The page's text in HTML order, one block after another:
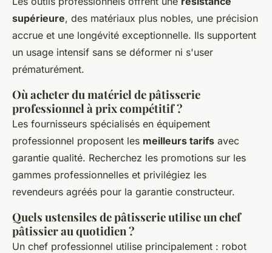
supérieure, des matériaux plus nobles, une précision
accrue et une longévité exceptionnelle. Ils supportent
un usage intensif sans se déformer ni s'user
prématurément.
Où acheter du matériel de pâtisserie
professionnel à prix compétitif ?
Les fournisseurs spécialisés en équipement
professionnel proposent les meilleurs tarifs avec
garantie qualité. Recherchez les promotions sur les
gammes professionnelles et privilégiez les
revendeurs agréés pour la garantie constructeur.
Quels ustensiles de pâtisserie utilise un chef
pâtissier au quotidien ?
Un chef professionnel utilise principalement : robot